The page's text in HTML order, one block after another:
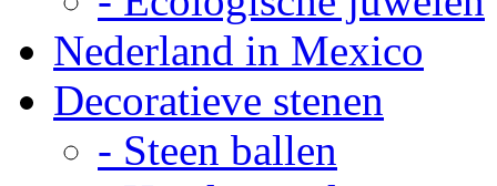
Nederland in Mexico
Decoratieve stenen
- Steen ballen